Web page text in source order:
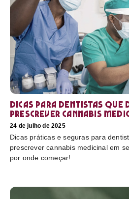
Dicas para dentistas que
prescrever cannabis
24 de julho de 2025
Dicas práticas e seguras para
prescrever cannabis medicinal em
por onde começar!